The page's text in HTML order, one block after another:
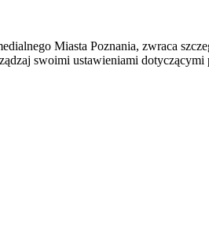
Miasta Poznania, zwraca
swoimi ustawieniami